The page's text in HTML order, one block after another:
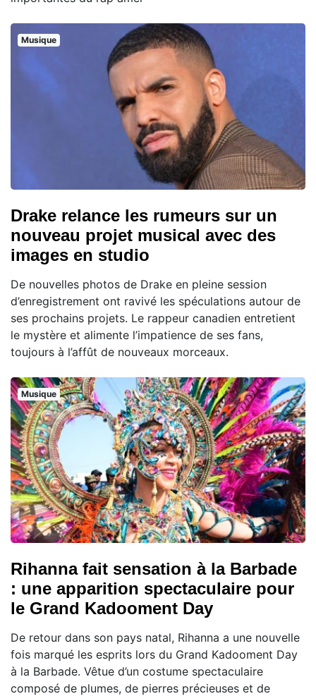
Musique
Drake relance les rumeurs sur un
nouveau projet musical avec des
images en studio
De nouvelles photos de Drake en pleine session
d’enregistrement ont ravivé les spéculations autour de
ses prochains projets. Le rappeur canadien entretient
le mystère et alimente l’impatience de ses fans,
toujours à l’affût de nouveaux morceaux.
Musique
Rihanna fait sensation à la Barbade
: une apparition spectaculaire pour
le Grand Kadooment Day
De retour dans son pays natal, Rihanna a une nouvelle
fois marqué les esprits lors du Grand Kadooment Day
à la Barbade. Vêtue d’un costume spectaculaire
composé de plumes, de pierres précieuses et de